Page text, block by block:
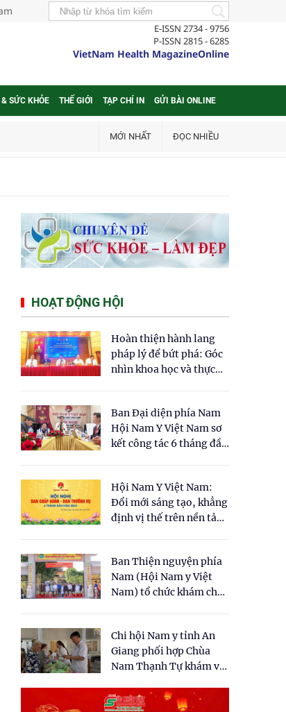
E-ISSN 2734 - 9756
P-ISSN 2815 - 6285
VietNam Health MagazineOnline
SỨC KHỎE THẾ GIỚI TẠP CHÍ IN GỬI BÀI ONLINE
MỚI NHẤT ĐỌC NHIỀU
HOẠT ĐỘNG HỘI
Hoàn thiện hành lang
pháp lý để bứt phá: Góc
nhìn khoa học và thực
cho Luật Y dược cổ
truyền Việt Nam"
Ban Đại diện phía Nam
Hội Nam Y Việt Nam sơ
kết công tác 6 tháng đầu
Hội Nam Y Việt Nam:
Đổi mới sáng tạo, khẳng
định vị thế trên nền tảng
Ban Thiện nguyện phía
Nam (Hội Nam y Việt
Nam) tổ chức khám chữa
dân tại xã Tân Tập
Chi hội Nam y tỉnh An
Giang phối hợp Chùa
Nam Thạnh Tự khám và
nhân dân